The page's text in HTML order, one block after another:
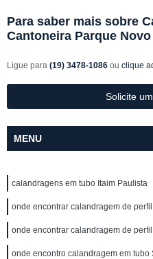
Para saber mais sobre
Cantoneira Parque
Ligue para (19) 3478-1086 ou clique
Solicite
MENU
calandragens em tubo Itaim Paulista
onde encontrar calandragem de perfil
onde encontrar calandragem de
onde encontro calandragem em tubo